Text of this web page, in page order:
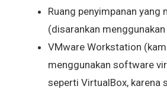
Ruang penyimpanan yang
(disarankan menggunakan
VMware Workstation
menggunakan software
seperti VirtualBox, karena